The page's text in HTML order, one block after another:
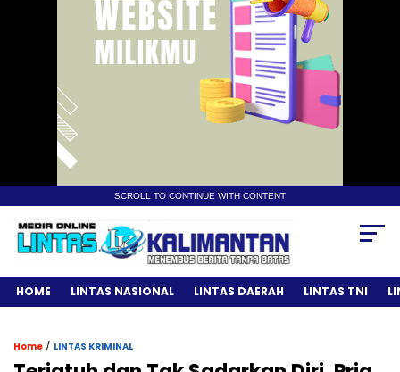
SCROLL TO CONTINUE WITH CONTENT
HOME LINTAS NASIONAL LINTAS DAERAH LINTAS TNI
Home / LINTAS KRIMINAL